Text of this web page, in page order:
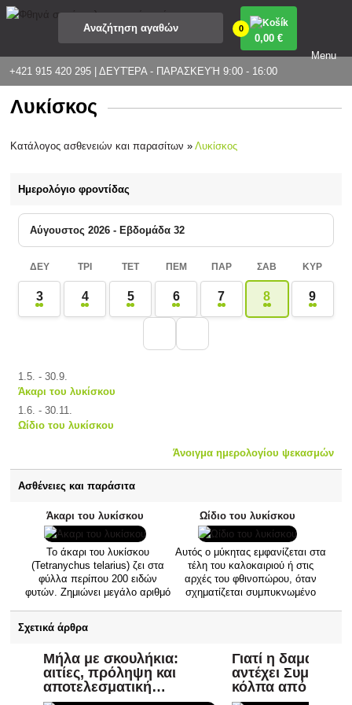
+421 915 420 295 | ΔΕΥΤΈΡΑ - ΠΑΡΑΣΚΕΥΉ 9:00 - 16:00
0
0,00 €
Menu
Λυκίσκος
Κατάλογος ασθενειών και παρασίτων »Λυκίσκος
Ημερολόγιο φροντίδας
Αύγουστος 2026 - Εβδομάδα 32
ΔΕΥ ΤΡΙ ΤΕΤ ΠΕΜ ΠΑΡ ΣΑΒ ΚΥΡ
3 4 5 6 7 8 9
1.5. - 30.9.
Άκαρι του λυκίσκου
1.6. - 30.11.
Ωίδιο του λυκίσκου
Άνοιγμα ημερολογίου ψεκασμών
Ασθένειες και παράσιτα
Άκαρι του λυκίσκου
Το άκαρι του λυκίσκου
(Tetranychus telarius) ζει στα
φύλλα περίπου 200 ειδών
φυτών. Ζημιώνει μεγάλο αριθμό
ζιζάνια από τα οποία μπορεί να
καλλιέργειες (π.χ. λυκίσκος,
φασόλια, αγγούρι). Δεν είναι
έντομο, αλλά ένα ακάρεο
Ωίδιο του λυκίσκου
Αυτός ο μύκητας εμφανίζεται στα
τέλη του καλοκαιριού ή στις
αρχές του φθινοπώρου, όταν
σχηματίζεται συμπυκνωμένο
μίσχους των προσβεβλημένων
φυτών. Στις τριανταφυλλιές,
σχηματίζεται μια λευκή
Σχετικά άρθρα
Μήλα με σκουλήκια:
αιτίες, πρόληψη και
αποτελεσματική
προστασία των μηλιάς
Γιατί η
αντέχει
κόλπα από
κηπουρούς